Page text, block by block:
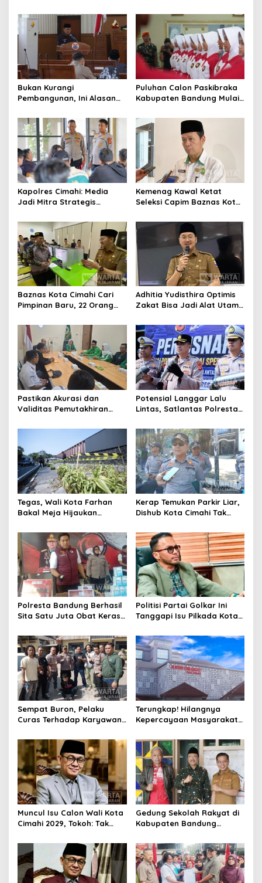
Pemerintah
Alternatif di Padalarang
Bukan Kurangi
Pembangunan, Ini Alasan
Pengurangan Belanja
Daerah
Puluhan Calon Paskibraka
Kabupaten Bandung Mulai
Kapolres Cimahi: Media
Jadi Mitra Strategis
Publik
Kemenag Kawal Ketat
Seleksi Capim Baznas Kota
Komisioner Baznas
Berintegritas
Baznas Kota Cimahi Cari
Pimpinan Baru, 22 Orang
Adhitia Yudisthira Optimis
Zakat Bisa Jadi Alat Utama
Kota Cimahi
Pastikan Akurasi dan
Validitas Pemutakhiran
Cimahi Lakukan
Potensial Langgar Lalu
Lintas, Satlantas Polresta
Motor Berknalpot Brong
Tegas, Wali Kota Farhan
Bakal Meja Hijaukan
Riau
Kerap Temukan Parkir Liar,
Dishub Kota Cimahi Tak
Pembinaan
Polresta Bandung Berhasil
Sita Satu Juta Obat Keras
Kasus Narkoba
Politisi Partai Golkar Ini
Tanggapi Isu Pilkada Kota
Sempat Buron, Pelaku
Curas Terhadap Karyawan
Ditangkap Polisi
Terungkap! Hilangnya
Kepercayaan Masyarakat
Rebranding RSUD Cibabat
Muncul Isu Calon Wali Kota
Cimahi 2029, Tokoh: Tak
Legitimasi Parpol
Gedung Sekolah Rakyat di
Kabupaten Bandung
Siap Tampung Dua Ribu
Siswa